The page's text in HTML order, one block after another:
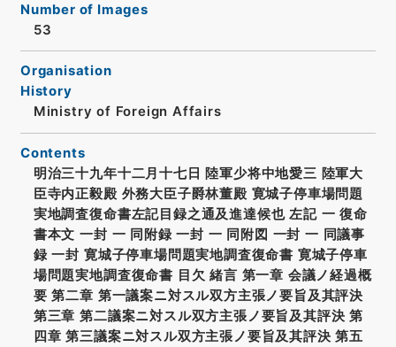
Number of Images
53
Organisation
History
Ministry of Foreign Affairs
Contents
明治三十九年十二月十七日 陸軍少将中地愛三 陸軍大
臣寺内正毅殿 外務大臣子爵林董殿 寛城子停車場問題
実地調査復命書左記目録之通及進達候也 左記 一 復命
書本文 一封 一 同附録 一封 一 同附図 一封 一 同議事
録 一封 寛城子停車場問題実地調査復命書 寛城子停車
場問題実地調査復命書 目欠 緒言 第一章 会議ノ経過概
要 第二章 第一議案ニ対スル双方主張ノ要旨及其評決
第三章 第二議案ニ対スル双方主張ノ要旨及其評決 第
四章 第三議案ニ対スル双方主張ノ要旨及其評決 第五